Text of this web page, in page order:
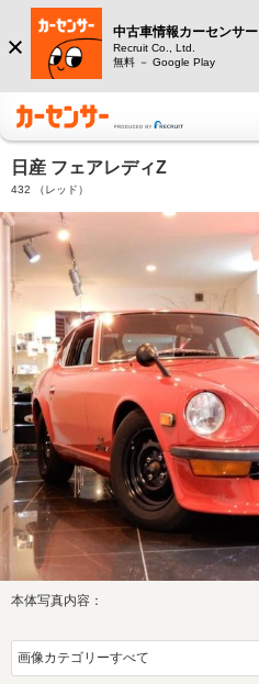
中古車情報カーセンサー
Recruit Co., Ltd.
無料 － Google Play
日産 フェアレディZ
432 （レッド）
本体写真内容：